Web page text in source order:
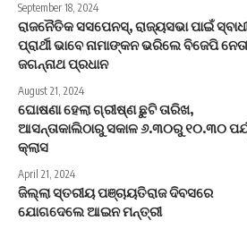
September 18, 2024
ରାଜନୈତିକ ସସପେନସ୍, ରାଜ୍ୟସଭା ପାଇଁ
ପ୍ରାର୍ଥୀ ଭାବେ ନାମାଙ୍କନ ଭରିଲେ ବିଜେପି ନେତା
ଜଗନ୍ନାଥ ପ୍ରଧାନ
August 21, 2024
ଘୋଷଣା ହେଲା ଗ୍ରୀଷ୍ଣ ଛୁଟି ତାରିଖ,
ଆସନ୍ତାକାଲିଠାରୁ ସକାଳ ୬.୩୦ରୁ ୧୦.୩୦
କ୍ଲାସ
April 21, 2024
ଜିଲ୍ଲା ସ୍ତରୀୟ ପଞ୍ଚାୟତିରାଜ ଦିବସରେ
ଯୋଗଦେଲେ ଆଇନ ମନ୍ତ୍ରୀ